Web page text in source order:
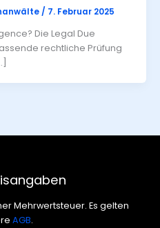
/ 7. Februar 2025
Die Legal Due
rechtliche Prüfung
Mehrwertsteuer. Es gelten
AGB.